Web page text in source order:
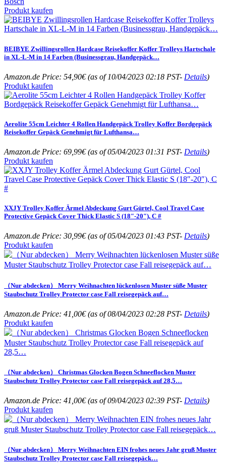
Produkt kaufen
BEIBYE Zwillingsrollen Hardcase Reisekoffer Koffer Trolleys Hartschale
in XL-L-M in 14 Farben (Businessgrau, Handgepäck…
Amazon.de Price: 54,90€(as of 10/04/2023 02:18 PST- Details)
Produkt kaufen
Aerolite 55cm Leichter 4 Rollen Handgepäck Trolley Koffer Bordgepäck
Reisekoffer Gepäck Genehmigt für Lufthansa…
Amazon.de Price: 69,99€(as of 05/04/2023 01:31 PST- Details)
Produkt kaufen
XXJY Trolley Koffer Ärmel Abdeckung Gurt Gürtel, Cool Travel Case
Protective Gepäck Cover Thick Elastic S (18″-20″), C #
Amazon.de Price: 30,99€(as of 05/04/2023 01:43 PST- Details)
Produkt kaufen
（Nur abdecken） Merry Weihnachten lückenlosen Muster süße Muster
Staubschutz Trolley Protector case Fall reisegepäck auf…
Amazon.de Price: 41,00€(as of 08/04/2023 02:28 PST- Details)
Produkt kaufen
（Nur abdecken） Christmas Glocken Bogen Schneeflocken Muster
Staubschutz Trolley Protector case Fall reisegepäck auf 28,5…
Amazon.de Price: 41,00€(as of 09/04/2023 02:39 PST- Details)
Produkt kaufen
（Nur abdecken） Merry Weihnachten EIN frohes neues Jahr gruß Muster
Staubschutz Trolley Protector case Fall reisegepäck…